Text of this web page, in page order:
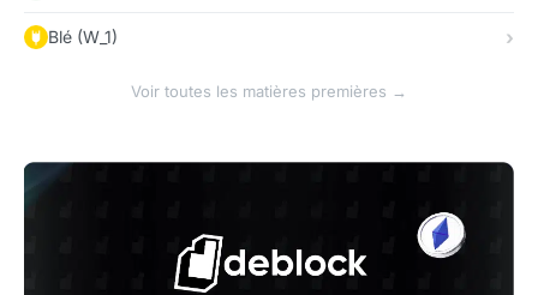
Blé (W_1)
Voir toutes les matières premières →